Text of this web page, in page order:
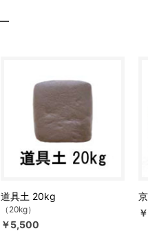
道具土 20kg
（20kg）
￥5,500